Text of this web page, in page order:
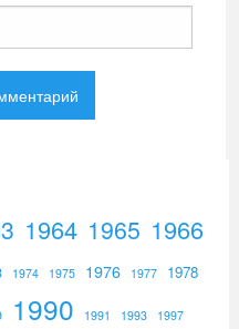
1964 1965 1966
1974 1975 1976 1977 1978
1990 1991 1993
1997